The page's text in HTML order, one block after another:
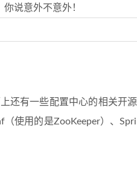
说意外不意外！
还有一些配置中心的相关开
使用的是ZooKeeper）、